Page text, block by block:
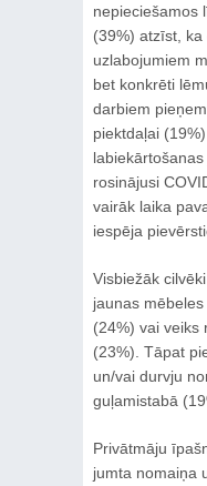
nepieciešamos
(39%) atzīst,
uzlabojumiem
bet konkrēti
darbiem
piektdaļai
rosinājusi
vairāk laika
iespēja
Visbiežāk
jaunas
(24%) vai veiks
(23%). Tāpat
un/vai durvju
guļamistabā
Privātmāju
jumta nomaiņa